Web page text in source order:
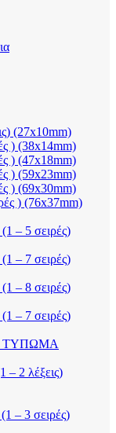
(27x10mm)
) (38x14mm)
) (47x18mm)
) (59x23mm)
) (69x30mm)
) (76x37mm)
– 5 σειρές)
– 7 σειρές)
– 8 σειρές)
– 7 σειρές)
ΤΥΠΩΜΑ
2 λέξεις)
– 3 σειρές)